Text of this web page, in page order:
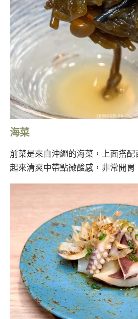
海菜
前菜是來自沖繩的海菜，上面搭
起來清爽中帶點微酸感，非常開胃